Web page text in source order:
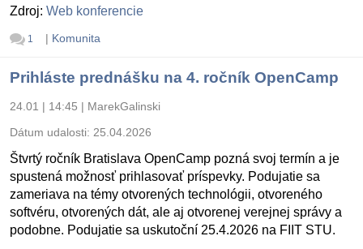
Zdroj: Web konferencie
1 | Komunita
Prihláste prednášku na 4. ročník OpenCamp
24.01 | 14:45 | MarekGalinski
Dátum udalosti: 25.04.2026
Štvrtý ročník Bratislava OpenCamp pozná svoj termín a je
spustená možnosť prihlasovať príspevky. Podujatie sa
zameriava na témy otvorených technológii, otvoreného
softvéru, otvorených dát, ale aj otvorenej verejnej správy a
podobne. Podujatie sa uskutoční 25.4.2026 na FIIT STU.